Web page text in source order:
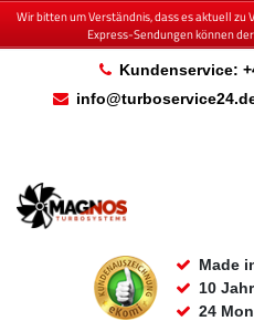
Wir bitten um Verständnis, dass es aktuell zu
Express-Sendungen können
Kundenservice:
Made
10
24